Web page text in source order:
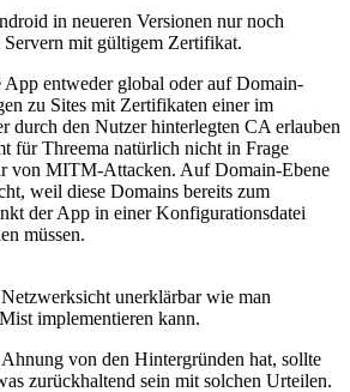
in neueren Versionen nur noch
mit gültigem Zertifikat.
entweder global oder auf Domain-
zu Sites mit Zertifikaten einer im
durch den Nutzer hinterlegten CA erlauben
für Threema natürlich nicht in Frage
von MITM-Attacken. Auf Domain-Ebene
weil diese Domains bereits zum
der App in einer Konfigurationsdatei
müssen.
unerklärbar wie man
implementieren kann.
von den Hintergründen hat, sollte
zurückhaltend sein mit solchen Urteilen.